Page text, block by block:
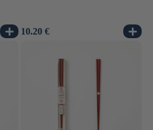
Normaler
10.20 €